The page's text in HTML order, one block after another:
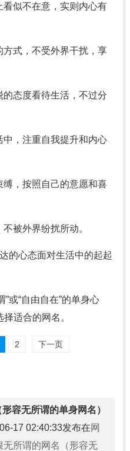
似不在意，实则内心有
式，不受外界干扰，享
态度看待生活，不过分
，注重自我提升和内心
，按照自己的意愿和喜
被外界纷扰所动。
的心态面对生活中的起起
或“自由自在”的单身心
适合的网名。
2 下一页
容无所谓的单身网名）
17 02:40:33发布在网
无所谓的网名（形容无